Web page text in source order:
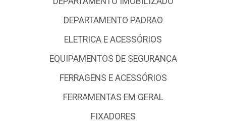
DEPARTAMENTO PADRAO
ELETRICA E ACESSÓRIOS
EQUIPAMENTOS DE SEGURANCA
FERRAGENS E ACESSÓRIOS
FERRAMENTAS EM GERAL
FIXADORES